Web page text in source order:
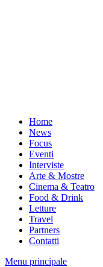
Home
News
Focus
Eventi
Interviste
Arte & Mostre
Cinema & Teatro
Food & Drink
Letture
Travel
Partners
Contatti
Menu principale